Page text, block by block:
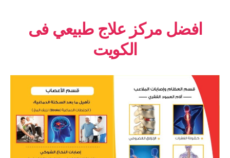
افضل مركز علاج طبيعي فى
الكويت